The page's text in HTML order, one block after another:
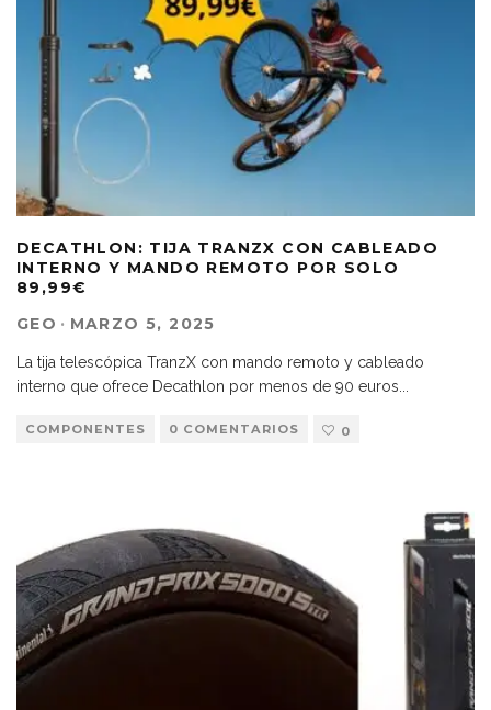
DECATHLON: TIJA TRANZX CON CABLEADO
INTERNO Y MANDO REMOTO POR SOLO
89,99€
GEO · MARZO 5, 2025
La tija telescópica TranzX con mando remoto y cableado
interno que ofrece Decathlon por menos de 90 euros
COMPONENTES 0 COMENTARIOS 0